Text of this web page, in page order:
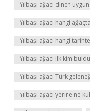
Yılbaşı ağacı dinen
Yılbaşı ağacı hangi
Yılbaşı ağacı hangi
Yılbaşı ağacı ilk kim buldu
Yılbaşı ağacı Türk
Yılbaşı ağacı yerine ne